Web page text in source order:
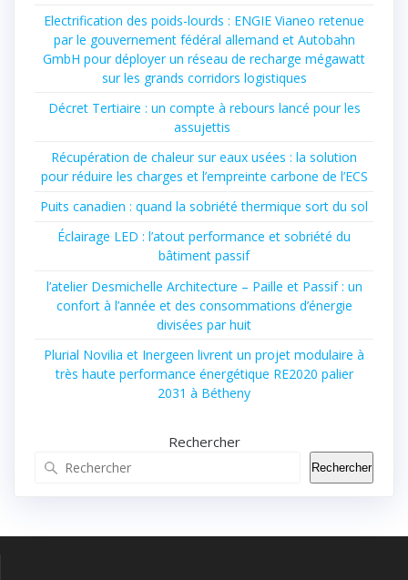
Electrification des poids-lourds : ENGIE Vianeo retenue
par le gouvernement fédéral allemand et Autobahn
GmbH pour déployer un réseau de recharge mégawatt
sur les grands corridors logistiques
Décret Tertiaire : un compte à rebours lancé pour les
assujettis
Récupération de chaleur sur eaux usées : la solution
pour réduire les charges et l’empreinte carbone de l’ECS
Puits canadien : quand la sobriété thermique sort du sol
Éclairage LED : l’atout performance et sobriété du
bâtiment passif
l’atelier Desmichelle Architecture – Paille et Passif : un
confort à l’année et des consommations d’énergie
divisées par huit
Plurial Novilia et Inergeen livrent un projet modulaire à
très haute performance énergétique RE2020 palier
2031 à Bétheny
Rechercher
Rechercher